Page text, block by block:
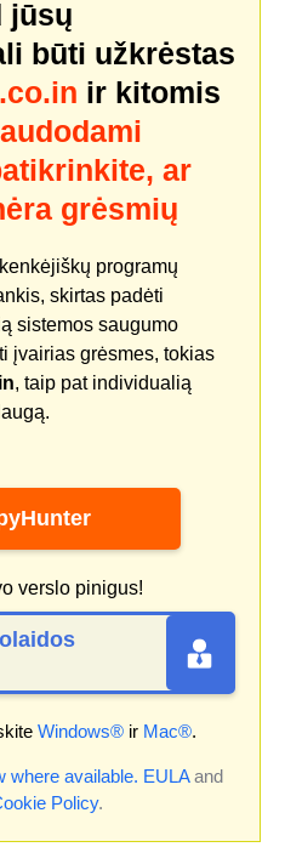
jūsų
būti užkrėstas
ir kitomis
ar
grėsmių
programų
skirtas padėti
sistemos saugumo
įvairias grėsmes, tokias
, taip pat individualią
verslo pinigus!
Windows®ir Mac®.
where available. EULAand
Policy.